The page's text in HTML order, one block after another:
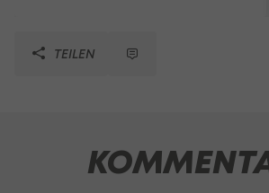
TEILEN